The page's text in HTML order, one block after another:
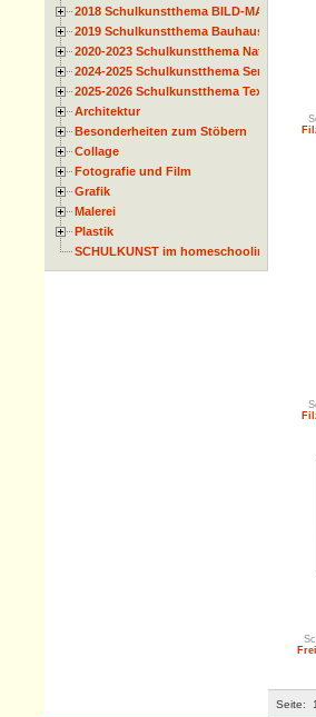
2018 Schulkunstthema BILD-MATERIAL-
2019 Schulkunstthema Bauhaus
2020-2023 Schulkunstthema Natur und
2024-2025 Schulkunstthema Serie
2025-2026 Schulkunstthema Textil
Architektur
Besonderheiten zum Stöbern
Collage
Fotografie und Film
Grafik
Malerei
Plastik
SCHULKUNST im homeschooling
Seite: 1